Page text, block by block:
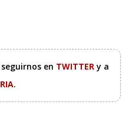
en TWITTERy a
.